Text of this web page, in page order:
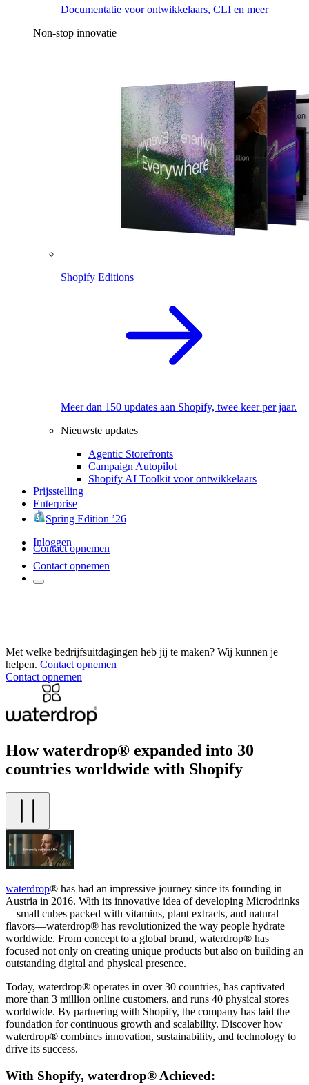
Documentatie voor ontwikkelaars, CLI en meer
Non-stop innovatie
Shopify Editions
Meer dan 150 updates aan Shopify, twee keer per jaar.
Nieuwste updates
Agentic Storefronts
Campaign Autopilot
Shopify AI Toolkit voor ontwikkelaars
Prijsstelling
Enterprise
Spring Edition ’26
Inloggen
Contact opnemen
Contact opnemen
Met welke bedrijfsuitdagingen heb jij te maken? Wij kunnen je
helpen. Contact opnemen
Contact opnemen
How waterdrop® expanded into 30
countries worldwide with Shopify
waterdrop® has had an impressive journey since its founding in
Austria in 2016. With its innovative idea of developing Microdrinks
—small cubes packed with vitamins, plant extracts, and natural
flavors—waterdrop® has revolutionized the way people hydrate
worldwide. From concept to a global brand, waterdrop® has
focused not only on creating unique products but also on building an
outstanding digital and physical presence.
Today, waterdrop® operates in over 30 countries, has captivated
more than 3 million online customers, and runs 40 physical stores
worldwide. By partnering with Shopify, the company has laid the
foundation for continuous growth and scalability. Discover how
waterdrop® combines innovation, sustainability, and technology to
drive its success.
With Shopify, waterdrop® Achieved: